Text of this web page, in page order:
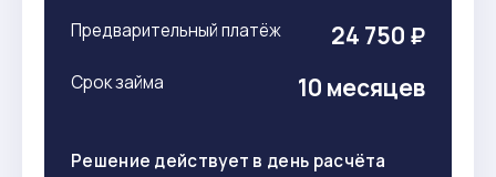
Предварительный платёж 24 750 ₽
Срок займа 10 месяцев
Решение действует в день расчёта